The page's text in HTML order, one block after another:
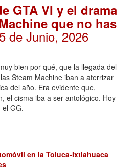
GTA VI y el drama
que no has
de Junio, 2026
bien por qué, que la llegada del
Steam Machine iban a aterrizar
del año. Era evidente que,
el cisma iba a ser antológico. Hoy
GG.
en la Toluca-Ixtlahuaca